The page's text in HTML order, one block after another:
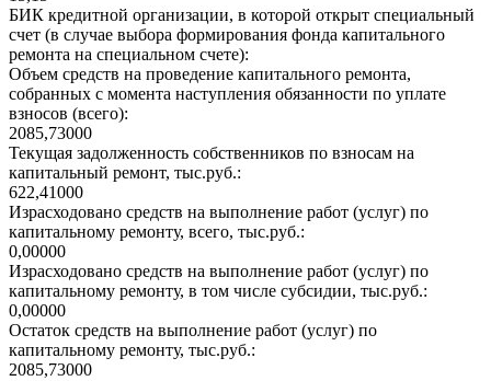
БИК кредитной организации, в которой открыт специальный
счет (в случае выбора формирования фонда капитального
ремонта на специальном счете):
Объем средств на проведение капитального ремонта,
собранных с момента наступления обязанности по уплате
взносов (всего):
2085,73000
Текущая задолженность собственников по взносам на
капитальный ремонт, тыс.руб.:
622,41000
Израсходовано средств на выполнение работ (услуг) по
капитальному ремонту, всего, тыс.руб.:
0,00000
Израсходовано средств на выполнение работ (услуг) по
капитальному ремонту, в том числе субсидии, тыс.руб.:
0,00000
Остаток средств на выполнение работ (услуг) по
капитальному ремонту, тыс.руб.:
2085,73000